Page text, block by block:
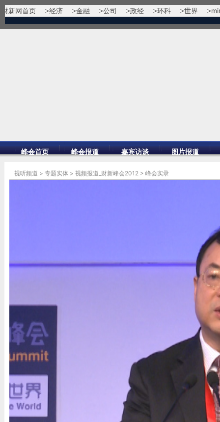
财新网首页 经济 金融 公司 政经 环科 世界
峰会首页 峰会报道 嘉宾访谈 图片报道
视听频道 > 专题实体 > 视频报道_财新峰会2012 > 峰会实录